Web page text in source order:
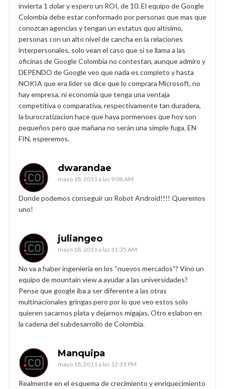
invierta 1 dolar y espero un ROI, de 10. El equipo de Google
Colombia debe estar conformado por personas que mas que
conozcan agencias y tengan un estatus quo altísimo,
personas con un alto nivel de cancha en la relaciones
interpersonales, solo vean el caso que si se llama a las
oficinas de Google Colombia no contestan, aunque admiro y
DEPENDO de Google veo que nada es completo y hasta
NOKIA que era líder se dice que lo comprara Microsoft, no
hay empresa, ni economía que tenga una ventaja
competitiva o comparativa, respectivamente tan duradera,
la burocratizacion hace que haya pormenoes que hoy son
pequeños pero que mañana no serán una simple fuga. EN
FIN, esperemos.
dwarandae
mayo 18, 2011 a las 9:08 AM
Donde podemos conseguir un Robot Android!!!! Queremos
uno!
juliangeo
mayo 18, 2011 a las 11:35 AM
No va a haber ingenieria en los “nuevos mercados”? Vino un
equipo de mountain view a ayudar a las universidades?
Pense que google iba a ser diferente a las otras
multinacionales gringas pero por lo que veo estos solo
quieren sacarnos plata y dejarnos migajas. Otro eslabon en
la cadena del subdesarrollo de Colombia.
Manquipa
mayo 18, 2011 a las 12:31 PM
Realmente en el esquema de crecimiento y enriquecimiento